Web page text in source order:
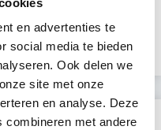
en advertenties te
social media te bieden
Ook delen we
site met onze
en analyse. Deze
combineren met andere
03-06-2026